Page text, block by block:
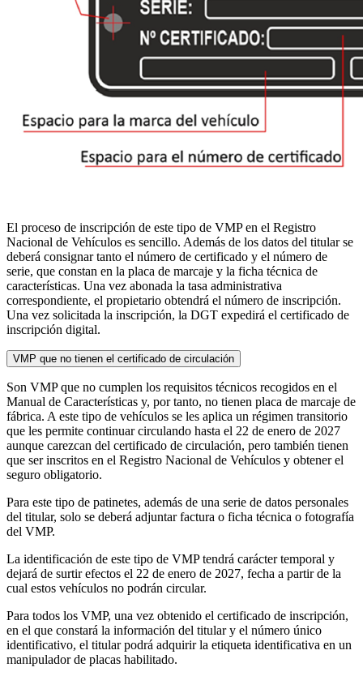
El proceso de inscripción de este tipo de VMP en el Registro
Nacional de Vehículos es sencillo. Además de los datos del titular se
deberá consignar tanto el número de certificado y el número de
serie, que constan en la placa de marcaje y la ficha técnica de
características. Una vez abonada la tasa administrativa
correspondiente, el propietario obtendrá el número de inscripción.
Una vez solicitada la inscripción, la DGT expedirá el certificado de
inscripción digital.
VMP que no tienen el certificado de circulación
Son VMP que no cumplen los requisitos técnicos recogidos en el
Manual de Características y, por tanto, no tienen placa de marcaje de
fábrica. A este tipo de vehículos se les aplica un régimen transitorio
que les permite continuar circulando hasta el 22 de enero de 2027
aunque carezcan del certificado de circulación, pero también tienen
que ser inscritos en el Registro Nacional de Vehículos y obtener el
seguro obligatorio.
Para este tipo de patinetes, además de una serie de datos personales
del titular, solo se deberá adjuntar factura o ficha técnica o fotografía
del VMP.
La identificación de este tipo de VMP tendrá carácter temporal y
dejará de surtir efectos el 22 de enero de 2027, fecha a partir de la
cual estos vehículos no podrán circular.
Para todos los VMP, una vez obtenido el certificado de inscripción,
en el que constará la información del titular y el número único
identificativo, el titular podrá adquirir la etiqueta identificativa en un
manipulador de placas habilitado.